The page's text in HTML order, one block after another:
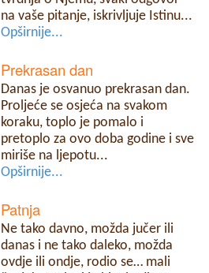
na vaše pitanje, iskrivljuje Istinu...
Opširnije...
Prekrasan dan
Danas je osvanuo prekrasan dan.
Proljeće se osjeća na svakom
koraku, toplo je pomalo i
pretoplo za ovo doba godine i sve
miriše na ljepotu...
Opširnije...
Patnja
Ne tako davno, možda jučer ili
danas i ne tako daleko, možda
ovdje ili ondje, rodio se… mali